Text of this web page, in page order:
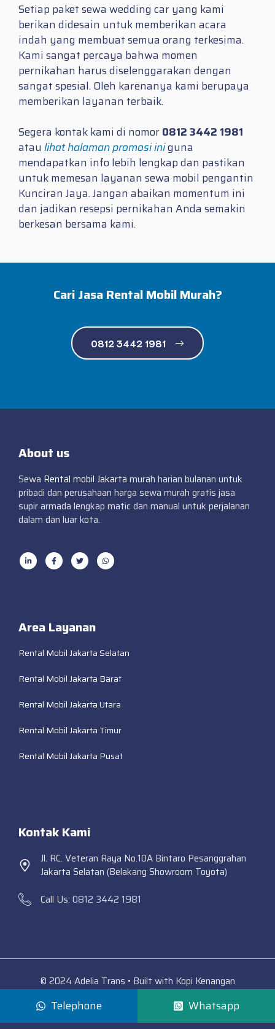
Setiap paket sewa wedding car yang kami
berikan didesain untuk memberikan acara
indah yang membuat semua orang terkesima.
Kami sangat percaya bahwa momen
pernikahan harus diselenggarakan dengan
sangat spesial. Oleh karenanya kami berupaya
memberikan layanan terbaik.
Segera kontak kami di nomor0812 3442 1981
atau lihat halaman promosi iniguna
mendapatkan info lebih lengkap dan pastikan
untuk memesan layanan sewa mobil pengantin
Kunciran Jaya. Jangan abaikan momentum ini
dan jadikan resepsi pernikahan Anda semakin
berkesan bersama kami.
Cari Jasa Rental Mobil Murah?
0812 3442 1981
About us
Sewa Rental mobil Jakarta murah harian bulanan untuk
pribadi dan perusahaan harga sewa murah gratis jasa
supir armada lengkap matic dan manual untuk perjalanan
dalam dan luar kota.
Area Layanan
Rental Mobil Jakarta Selatan
Rental Mobil Jakarta Barat
Rental Mobil Jakarta Utara
Rental Mobil Jakarta Timur
Rental Mobil Jakarta Pusat
Kontak Kami
Jl. RC. Veteran Raya No.10A Bintaro Pesanggrahan
Jakarta Selatan (Belakang Showroom Toyota)
Call Us: 0812 3442 1981
© 2024 Adelia Trans • Built with Kopi Kenangan
Telephone Whatsapp